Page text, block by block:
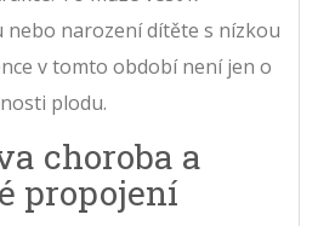
narození dítěte s nízkou
v tomto období není jen o
plodu.
choroba a
propojení